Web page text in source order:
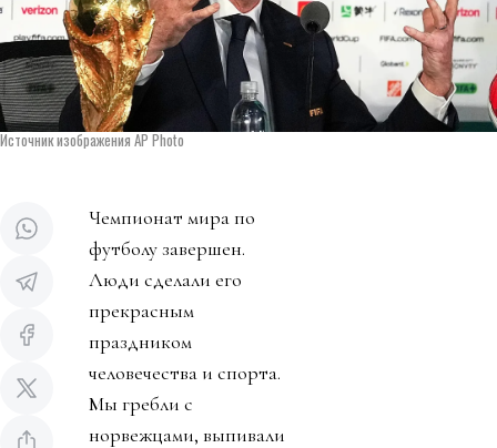
Источник изображения AP Photo
Чемпионат мира по
футболу завершен.
Люди сделали его
прекрасным
праздником
человечества и спорта.
Мы гребли с
норвежцами, выпивали